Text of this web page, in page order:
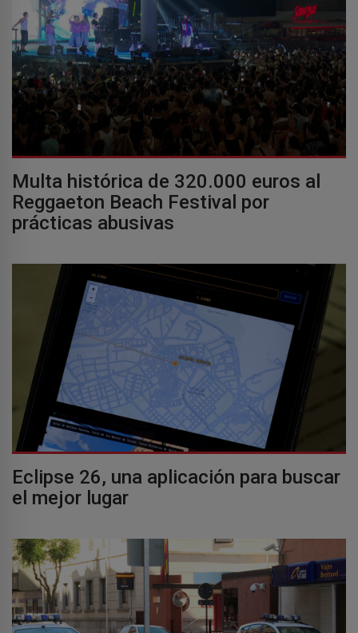
Multa histórica de 320.000 euros al
Reggaeton Beach Festival por
prácticas abusivas
Eclipse 26, una aplicación para buscar
el mejor lugar